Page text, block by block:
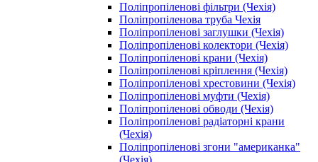
Поліпропіленові фільтри (Чехія)
Поліпропіленова труба Чехія
Поліпропіленові заглушки (Чехія)
Поліпропіленові колектори (Чехія)
Поліпропіленові крани (Чехія)
Поліпропіленові кріплення (Чехія)
Поліпропіленові хрестовини (Чехія)
Поліпропіленові муфти (Чехія)
Поліпропіленові обводи (Чехія)
Поліпропіленові радіаторні крани
(Чехія)
Поліпропіленові згони "американка"
(Чехія)